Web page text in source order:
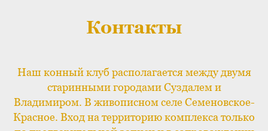
Контакты
Наш конный клуб располагается между двумя
старинными городами Суздалем и
Владимиром. В живописном селе Семеновское-
Красное. Вход на территорию комплекса только